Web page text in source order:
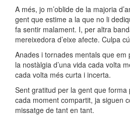
A més, jo m’oblide de la majoria
gent que estime a la que no li
fa sentir malament. I, per altra
mereixedora d’eixe afecte. Culpa
Anades i tornades mentals que em
la nostàlgia d’una vida cada volta
cada volta més curta i incerta.
Sent gratitud per la gent que
cada moment compartit, ja siguen
missatge de tant en tant.